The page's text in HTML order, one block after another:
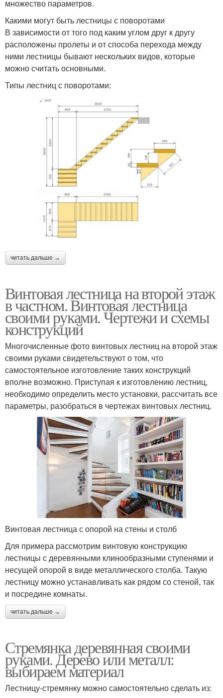
множество параметров.
Какими могут быть лестницы с поворотами
В зависимости от того под каким углом друг к другу
расположены пролеты и от способа перехода между
ними лестницы бывают нескольких видов, которые
можно считать основными.
Типы лестниц с поворотами:
читать дальше →
Винтовая лестница на второй этаж
в частном. Винтовая лестница
своими руками. Чертежи и схемы
конструкций
Многочисленные фото винтовых лестниц на второй этаж
своими руками свидетельствуют о том, что
самостоятельное изготовление таких конструкций
вполне возможно. Приступая к изготовлению лестниц,
необходимо определить место установки, рассчитать все
параметры, разобраться в чертежах винтовых лестниц.
Винтовая лестница с опорой на стены и столб
Для примера рассмотрим винтовую конструкцию
лестницы с деревянными клинообразными ступенями и
несущей опорой в виде металлического столба. Такую
лестницу можно устанавливать как рядом со стеной, так
и посредине комнаты.
читать дальше →
Стремянка деревянная своими
руками. Дерево или металл:
выбираем материал
Лестницу-стремянку можно самостоятельно сделать из: